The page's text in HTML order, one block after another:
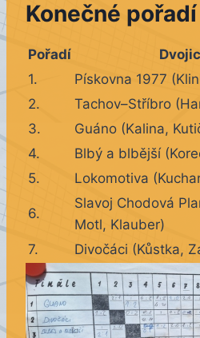
Konečné pořadí
Pořadí
1.
Pískovna 1977
2.
Tachov–Stříbro
3.
Guáno (Kalina,
4.
Blbý a blbější
5.
Lokomotiva
6.
Slavoj Chodová
Motl, Klauber)
7. Divočáci (Kůstka,